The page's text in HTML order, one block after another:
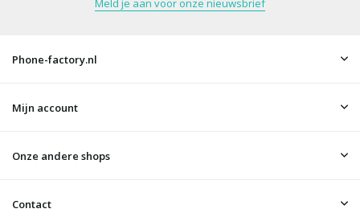
Meld je aan voor onze nieuwsbrief
Phone-factory.nl
Mijn account
Onze andere shops
Contact